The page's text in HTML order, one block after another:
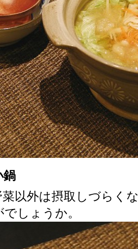
鍋
以外は摂取しづらく
しょうか。